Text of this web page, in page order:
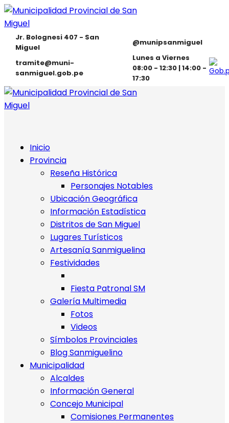
Jr. Bolognesi 407 - San
Miguel
@munipsanmiguel
tramite@muni-
sanmiguel.gob.pe
Lunes a Viernes
08:00 - 12:30 | 14:00 -
17:30
Inicio
Provincia
Reseña Histórica
Personajes Notables
Ubicación Geográfica
Información Estadística
Distritos de San Miguel
Lugares Turísticos
Artesanía Sanmiguelina
Festividades
Fiesta Patronal SM
Galería Multimedia
Fotos
Videos
Símbolos Provinciales
Blog Sanmiguelino
Municipalidad
Alcaldes
Información General
Concejo Municipal
Comisiones Permanentes